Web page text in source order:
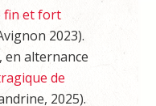
fin et fort
2023).
en alternance
de
2025).